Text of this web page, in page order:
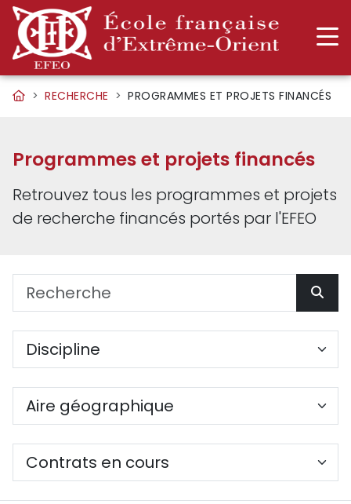
RECHERCHE PROGRAMMES ET PROJETS FINANCÉS
Programmes et projets financés
Retrouvez tous les programmes et projets
de recherche financés portés par l'EFEO